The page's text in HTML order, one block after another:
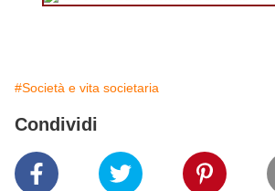
#Società e vita societaria
Condividi